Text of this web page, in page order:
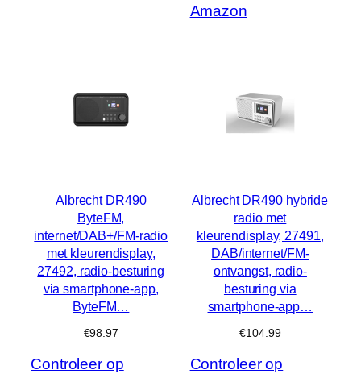
Amazon
Albrecht DR490
ByteFM,
internet/DAB+/FM-radio
met kleurendisplay,
27492, radio-besturing
via smartphone-app,
ByteFM…
€98.97
Controleer op
Albrecht DR490 hybride
radio met
kleurendisplay, 27491,
DAB/internet/FM-
ontvangst, radio-
besturing via
smartphone-app…
€104.99
Controleer op